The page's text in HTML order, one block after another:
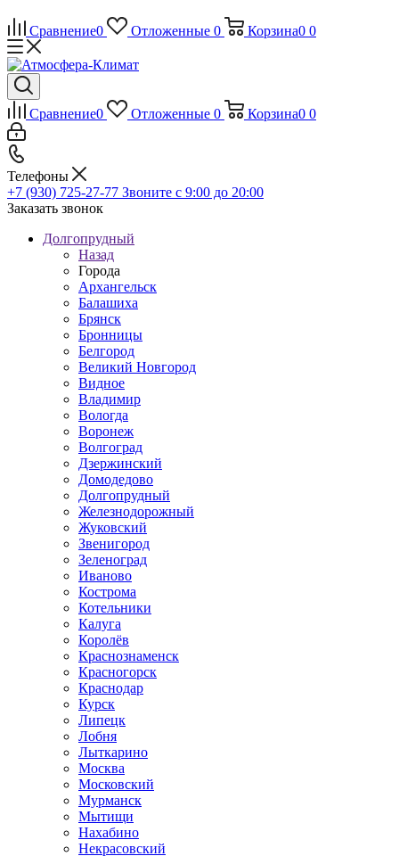
Сравнение0 Отложенные 0 Корзина0 0
Сравнение0 Отложенные 0 Корзина0 0
Телефоны
+7 (930) 725-27-77 Звоните с 9:00 до 20:00
Заказать звонок
Долгопрудный
Назад
Города
Архангельск
Балашиха
Брянск
Бронницы
Белгород
Великий Новгород
Видное
Владимир
Вологда
Воронеж
Волгоград
Дзержинский
Домодедово
Долгопрудный
Железнодорожный
Жуковский
Звенигород
Зеленоград
Иваново
Кострома
Котельники
Калуга
Королёв
Краснознаменск
Красногорск
Краснодар
Курск
Липецк
Лобня
Лыткарино
Москва
Московский
Мурманск
Мытищи
Нахабино
Некрасовский